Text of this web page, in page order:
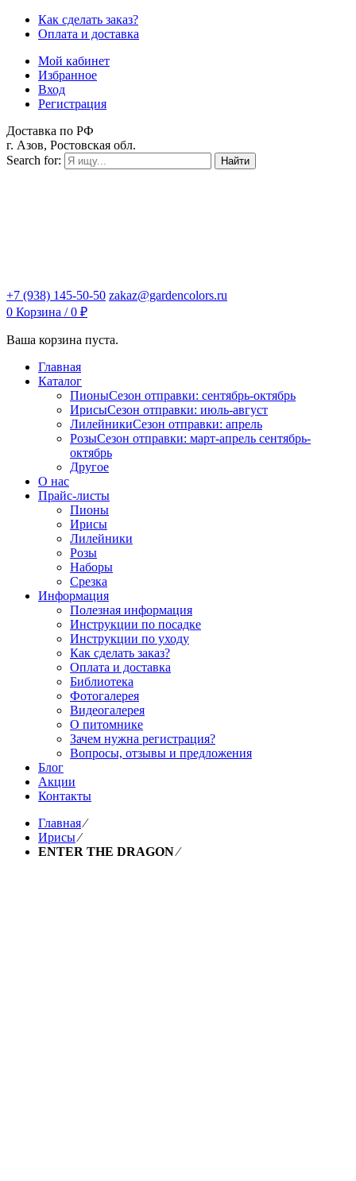
Как сделать заказ?
Оплата и доставка
Мой кабинет
Избранное
Вход
Регистрация
Доставка по РФ
г. Азов, Ростовская обл.
Search for:
Найти
+7 (938) 145-50-50 zakaz@gardencolors.ru
0 Корзина /0 ₽
Ваша корзина пуста.
Главная
Каталог
ПионыСезон отправки: сентябрь-октябрь
ИрисыСезон отправки: июль-август
ЛилейникиСезон отправки: апрель
РозыСезон отправки: март-апрель сентябрь-
октябрь
Другое
О нас
Прайс-листы
Пионы
Ирисы
Лилейники
Розы
Наборы
Срезка
Информация
Полезная информация
Инструкции по посадке
Инструкции по уходу
Как сделать заказ?
Оплата и доставка
Библиотека
Фотогалерея
Видеогалерея
О питомнике
Зачем нужна регистрация?
Вопросы, отзывы и предложения
Блог
Акции
Контакты
Главная⁄
Ирисы⁄
ENTER THE DRAGON⁄